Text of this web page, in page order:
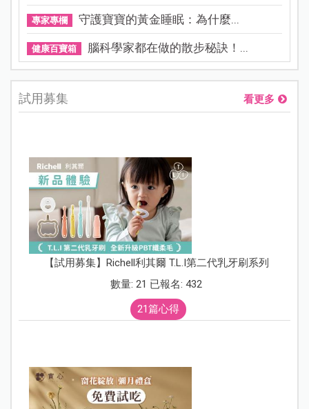
專家專欄 守護寶寶的黃金睡眠：為什麼...
健康百寶箱 腦科學家都在做的散步秘訣！...
試用募集 看更多
【試用募集】Richell利其爾 T.L.I第二代乳牙刷系列
數量: 21 已報名: 432
21篇心得